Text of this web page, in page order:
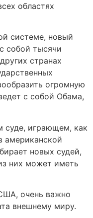
областях
системе, новый
собой тысячи
странах
огромную
с собой Обама,
суде, играющем, как
американской
новых судей,
них может иметь
очень важно
внешнему миру.